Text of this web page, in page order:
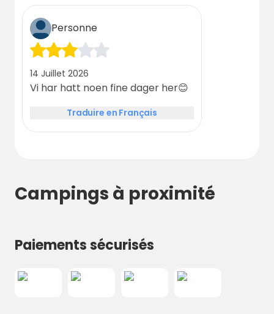
Personne
14 Juillet 2026
Vi har hatt noen fine dager her😊
Traduire en Français
Campings à proximité
Paiements sécurisés